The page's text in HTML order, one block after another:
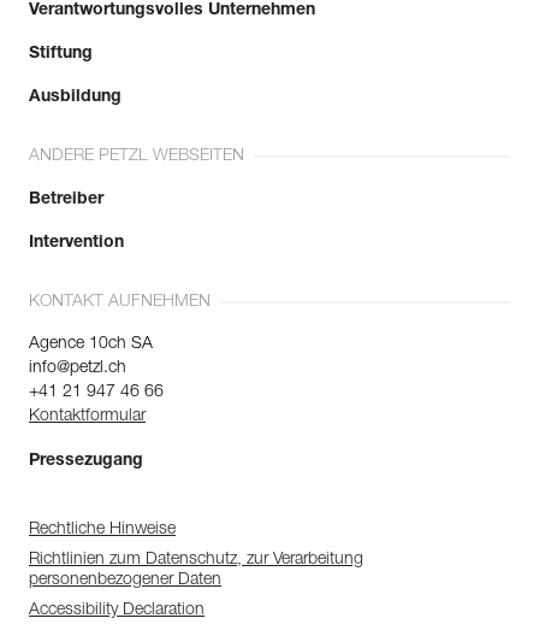
Verantwortungsvolles Unternehmen
Stiftung
Ausbildung
ANDERE PETZL WEBSEITEN
Betreiber
Intervention
KONTAKT AUFNEHMEN
Agence 10ch SA
info@petzl.ch
+41 21 947 46 66
Kontaktformular
Pressezugang
Rechtliche Hinweise
Richtlinien zum Datenschutz, zur Verarbeitung
personenbezogener Daten
Accessibility Declaration